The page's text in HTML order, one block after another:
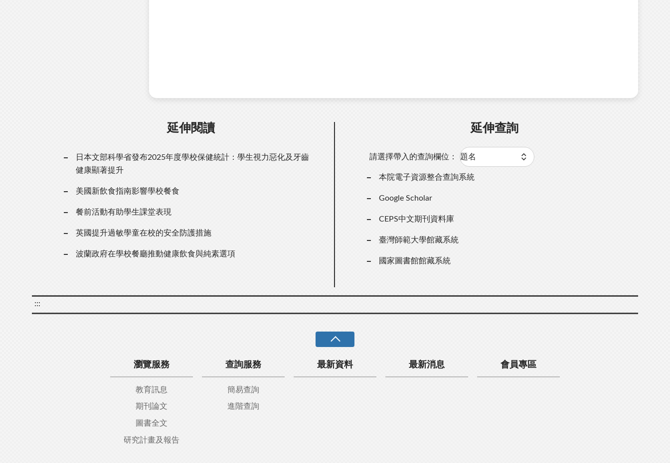
延伸閱讀
日本文部科學省發布2025年度學校保健統計：學生視力惡化及牙齒
健康顯著提升
美國新飲食指南影響學校餐食
餐前活動有助學生課堂表現
英國提升過敏學童在校的安全防護措施
波蘭政府在學校餐廳推動健康飲食與純素選項
延伸查詢
請選擇帶入的查詢欄位：
本院電子資源整合查詢系統
Google Scholar
CEPS中文期刊資料庫
臺灣師範大學館藏系統
國家圖書館館藏系統
:::
瀏覽服務
教育訊息
期刊論文
圖書全文
研究計畫及報告
查詢服務
簡易查詢
進階查詢
最新資料 最新消息 會員專區